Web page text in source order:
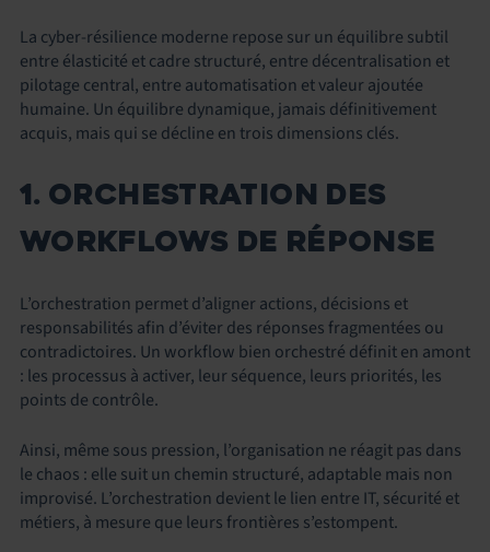
La cyber-résilience moderne repose sur un équilibre subtil
entre élasticité et cadre structuré, entre décentralisation et
pilotage central, entre automatisation et valeur ajoutée
humaine. Un équilibre dynamique, jamais définitivement
acquis, mais qui se décline en trois dimensions clés.
1. ORCHESTRATION DES
WORKFLOWS DE RÉPONSE
L’orchestration permet d’aligner actions, décisions et
responsabilités afin d’éviter des réponses fragmentées ou
contradictoires. Un workflow bien orchestré définit en amont
: les processus à activer, leur séquence, leurs priorités, les
points de contrôle.
Ainsi, même sous pression, l’organisation ne réagit pas dans
le chaos : elle suit un chemin structuré, adaptable mais non
improvisé. L’orchestration devient le lien entre IT, sécurité et
métiers, à mesure que leurs frontières s’estompent.